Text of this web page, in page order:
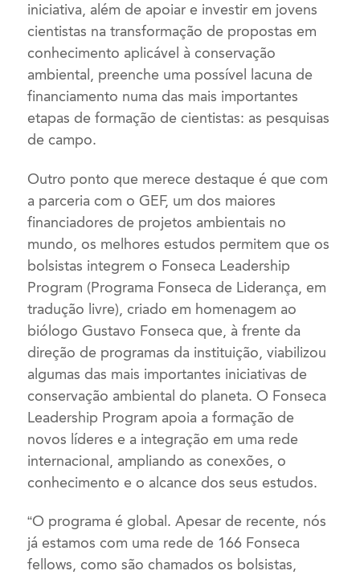
iniciativa, além de apoiar e investir em jovens
cientistas na transformação de propostas em
conhecimento aplicável à conservação
ambiental, preenche uma possível lacuna de
financiamento numa das mais importantes
etapas de formação de cientistas: as pesquisas
de campo.
Outro ponto que merece destaque é que com
a parceria com o GEF, um dos maiores
financiadores de projetos ambientais no
mundo, os melhores estudos permitem que os
bolsistas integrem o Fonseca Leadership
Program (Programa Fonseca de Liderança, em
tradução livre), criado em homenagem ao
biólogo Gustavo Fonseca que, à frente da
direção de programas da instituição, viabilizou
algumas das mais importantes iniciativas de
conservação ambiental do planeta. O Fonseca
Leadership Program apoia a formação de
novos líderes e a integração em uma rede
internacional, ampliando as conexões, o
conhecimento e o alcance dos seus estudos.
“O programa é global. Apesar de recente, nós
já estamos com uma rede de 166 Fonseca
fellows, como são chamados os bolsistas,